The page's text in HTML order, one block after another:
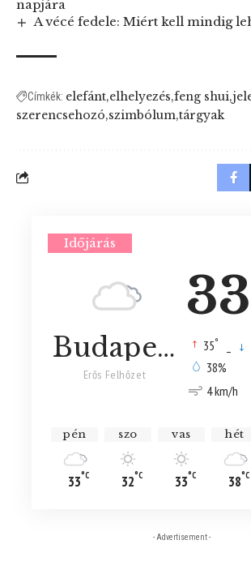
napjára
A vécé fedele: Miért kell mindig
Címkék: elefánt elhelyezés feng shui
szerencsehozó szimbólum tárgyak
Időjárás
33
Budapest
Erős Felhőzet
35°
38%
4 km/h
pén
33°C
szo
32°C
vas
33°C
hét
38°C
- Advertisement -